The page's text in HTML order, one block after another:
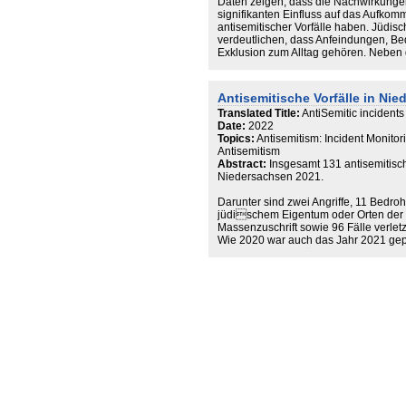
signifikanten Einfluss auf das
antisemitischer Vorfälle haben.
verdeutlichen, dass Anfeindungen,
Exklusion zum Alltag gehören.
veranschaulichen sowohl die Vielfalt
als auch deren breite
Antisemitische Vorfälle in
Translated Title: AntiSemitic
Date: 2022
Topics: Antisemitism: Incident
Antisemitism
Abstract: Insgesamt 131
Niedersachsen 2021.
Darunter sind zwei Angriffe, 11
jüdischem Eigentum oder Orten
Massenzuschrift sowie 96 Fälle
Wie 2020 war auch das Jahr 2021